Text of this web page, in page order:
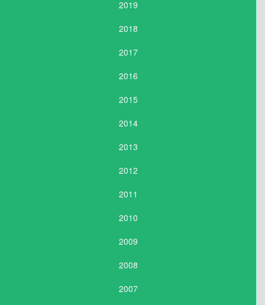
2019
2018
2017
2016
2015
2014
2013
2012
2011
2010
2009
2008
2007